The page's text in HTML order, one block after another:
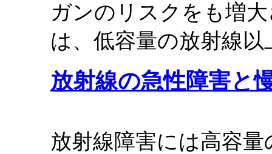
ガンのリスクをも増
は、低容量の放射線
放射線の急性障害と
放射線障害には高容